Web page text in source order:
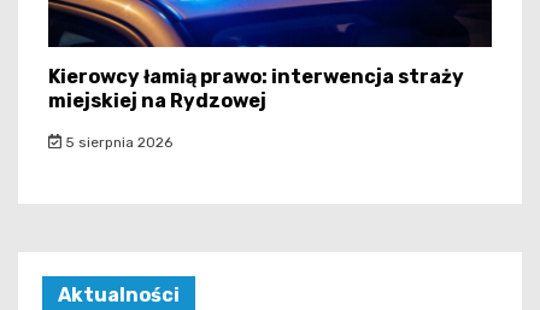
Kierowcy łamią prawo: interwencja straży
miejskiej na Rydzowej
5 sierpnia 2026
Aktualności